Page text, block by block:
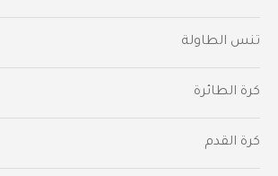
تنس الطاولة
كرة الطائرة
كرة القدم